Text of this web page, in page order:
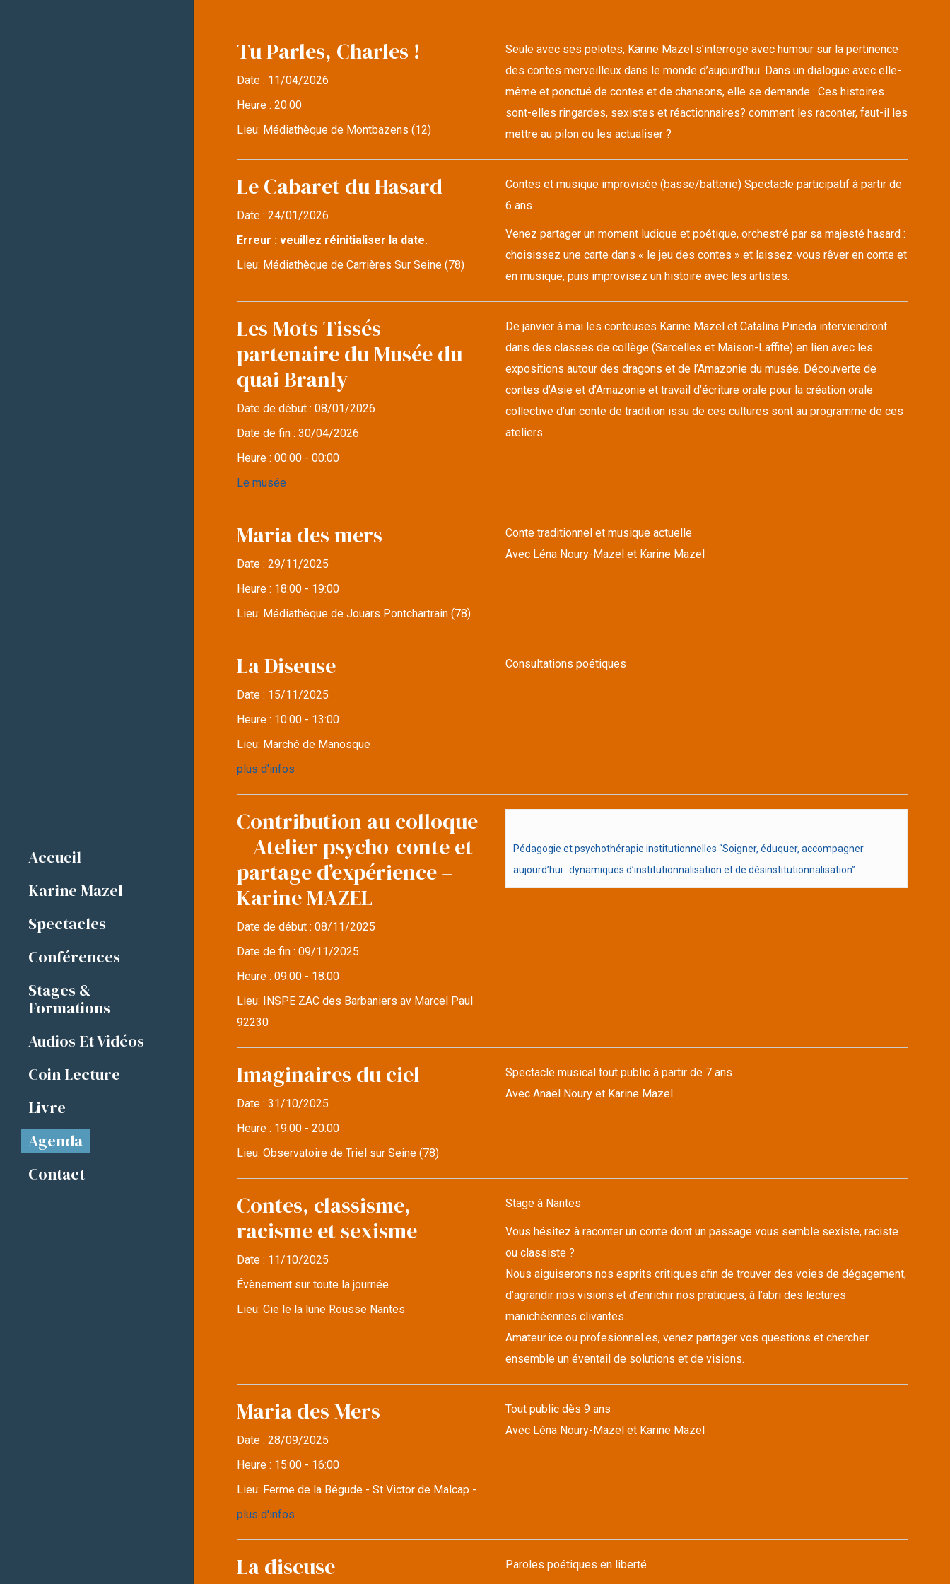
Accueil
Karine Mazel
Spectacles
Conférences
Stages &
Formations
Audios Et Vidéos
Coin Lecture
Livre
Agenda
Contact
Tu Parles, Charles !
Date : 11/04/2026
Heure :20:00
Lieu: Médiathèque de Montbazens (12)
Seule avec ses pelotes, Karine Mazel s’interroge avec humour sur la pertinence
des contes merveilleux dans le monde d’aujourd’hui. Dans un dialogue avec elle-
même et ponctué de contes et de chansons, elle se demande : Ces histoires
sont-elles ringardes, sexistes et réactionnaires? comment les raconter, faut-il les
mettre au pilon ou les actualiser ?
Le Cabaret du Hasard
Date :24/01/2026
Erreur : veuillez réinitialiser la date.
Lieu: Médiathèque de Carrières Sur Seine (78)
Contes et musique improvisée (basse/batterie) Spectacle participatif à partir de
6 ans
Venez partager un moment ludique et poétique, orchestré par sa majesté hasard :
choisissez une carte dans « le jeu des contes » et laissez-vous rêver en conte et
en musique, puis improvisez un histoire avec les artistes.
Les Mots Tissés
partenaire du Musée du
quai Branly
Date de début :08/01/2026
Date de fin :30/04/2026
Heure :00:00 - 00:00
Le musée
De janvier à mai les conteuses Karine Mazel et Catalina Pineda interviendront
dans des classes de collège (Sarcelles et Maison-Laffite) en lien avec les
expositions autour des dragons et de l’Amazonie du musée. Découverte de
contes d’Asie et d’Amazonie et travail d’écriture orale pour la création orale
collective d’un conte de tradition issu de ces cultures sont au programme de ces
ateliers.
Maria des mers
Date :29/11/2025
Heure : 18:00 - 19:00
Lieu: Médiathèque de Jouars Pontchartrain (78)
Conte traditionnel et musique actuelle
Avec Léna Noury-Mazel et Karine Mazel
La Diseuse
Date : 15/11/2025
Heure : 10:00 - 13:00
Lieu: Marché de Manosque
plus d'infos
Consultations poétiques
Contribution au colloque
– Atelier psycho-conte et
partage d’expérience –
Karine MAZEL
Date de début :08/11/2025
Date de fin :09/11/2025
Heure :09:00 - 18:00
Lieu:
INSPE ZAC des Barbaniers av Marcel Paul
92230
Pédagogie et psychothérapie institutionnelles “Soigner, éduquer, accompagner
aujourd’hui : dynamiques d’institutionnalisation et de désinstitutionnalisation”
Imaginaires du ciel
Date :31/10/2025
Heure : 19:00 - 20:00
Lieu:Observatoire de Triel sur Seine (78)
Spectacle musical tout public à partir de 7 ans
Avec Anaël Noury et Karine Mazel
Contes, classisme,
racisme et sexisme
Date : 11/10/2025
Évènement sur toute la journée
Lieu:Cie le la lune Rousse Nantes
Stage à Nantes
Vous hésitez à raconter un conte dont un passage vous semble sexiste, raciste
ou classiste ?
Nous aiguiserons nos esprits critiques afin de trouver des voies de dégagement,
d’agrandir nos visions et d’enrichir nos pratiques, à l’abri des lectures
manichéennes clivantes.
Amateur.ice ou profesionnel.es, venez partager vos questions et chercher
ensemble un éventail de solutions et de visions.
Maria des Mers
Date :28/09/2025
Heure : 15:00 - 16:00
Lieu: Ferme de la Bégude - St Victor de Malcap -
plus d'infos
Tout public dès 9 ans
Avec Léna Noury-Mazel et Karine Mazel
La diseuse Paroles poétiques en liberté